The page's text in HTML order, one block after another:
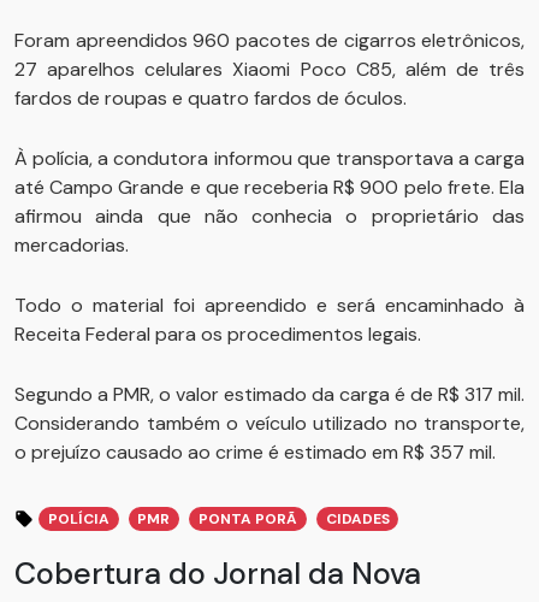
Foram apreendidos 960 pacotes de cigarros eletrônicos,
27 aparelhos celulares Xiaomi Poco C85, além de três
fardos de roupas e quatro fardos de óculos.
À polícia, a condutora informou que transportava a carga
até Campo Grande e que receberia R$ 900 pelo frete. Ela
afirmou ainda que não conhecia o proprietário das
mercadorias.
Todo o material foi apreendido e será encaminhado à
Receita Federal para os procedimentos legais.
Segundo a PMR, o valor estimado da carga é de R$ 317 mil.
Considerando também o veículo utilizado no transporte,
o prejuízo causado ao crime é estimado em R$ 357 mil.
POLÍCIA PMR PONTA PORÃ CIDADES
Cobertura do Jornal da Nova